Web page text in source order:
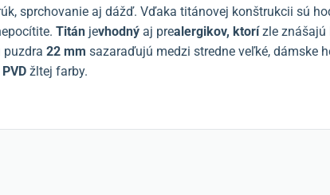
sprchovanie aj dážď. Vďaka titánovej konštrukcii sú
Titán jevhodný aj prealergikov, ktorízle znášajú
puzdra 22 mm sazaraďujú medzi stredne veľké, dámske
PVD žltej farby.